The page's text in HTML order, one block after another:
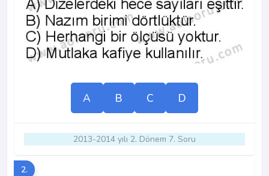
A B C D
2013-2014 yılı 2. Dönem 7. Soru
2.